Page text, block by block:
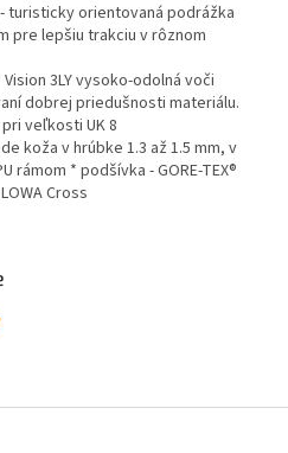
turisticky orientovaná podrážka
pre lepšiu trakciu v rôznom
Vision 3LY vysoko-odolná voči
dobrej priedušnosti materiálu.
veľkosti UK 8
koža v hrúbke 1.3 až 1.5 mm, v
rámom * podšívka - GORE-TEX®
Cross